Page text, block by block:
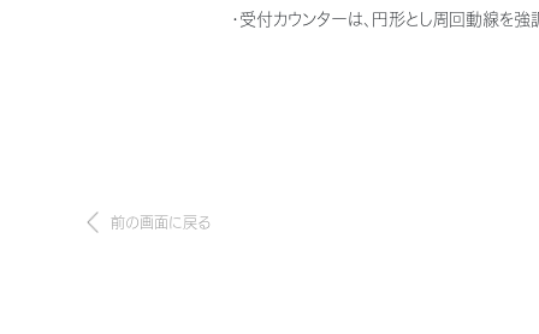
・受付カウンターは、円形とし周回動線を強
前の画面に戻る